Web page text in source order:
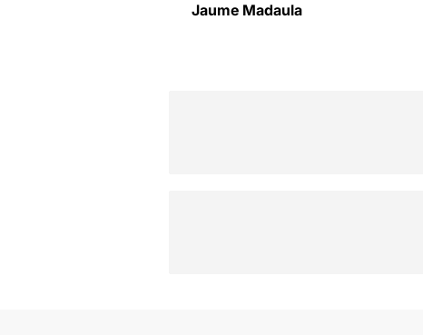
Jaume Madaula